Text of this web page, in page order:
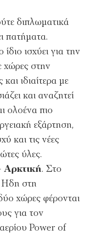
διπλωµατικά
πατήµατα.
ίδιο ισχύει για την
χώρες στην
ιδιαίτερα µε
και αναζητεί
ολοένα πιο
εξάρτηση,
και τις νέες
ύλες.
Αρκτική. Στο
Ηδη στη
χώρες φέρονται
για τον
Power of